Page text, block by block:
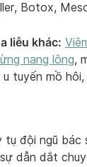
Botox,
liễu khác:
nang lông,
u tuyến mồ
tụ đội ngũ bác
dẫn dắt